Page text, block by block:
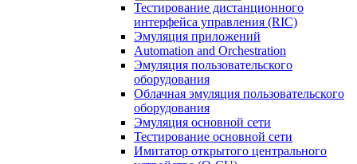
Тестирование дистанционного
интерфейса управления (RIC)
Эмуляция приложений
Automation and Orchestration
Эмуляция пользовательского
оборудования
Облачная эмуляция пользовательского
оборудования
Эмуляция основной сети
Тестирование основной сети
Имитатор открытого центрального